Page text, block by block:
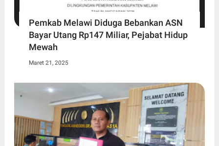
Pemkab Melawi Diduga Bebankan ASN
Bayar Utang Rp147 Miliar, Pejabat Hidup
Mewah
Maret 21, 2025